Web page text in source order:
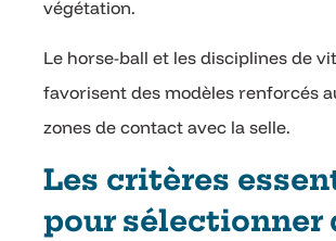
végétation.
Le horse-ball et les disciplines de
favorisent des modèles renforcés
zones de contact avec la selle.
Les critères
pour sélectionner